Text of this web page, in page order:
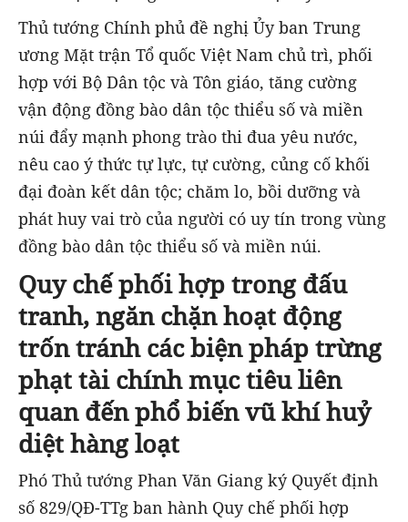
Thủ tướng Chính phủ đề nghị Ủy ban Trung
ương Mặt trận Tổ quốc Việt Nam chủ trì, phối
hợp với Bộ Dân tộc và Tôn giáo, tăng cường
vận động đồng bào dân tộc thiểu số và miền
núi đẩy mạnh phong trào thi đua yêu nước,
nêu cao ý thức tự lực, tự cường, củng cố khối
đại đoàn kết dân tộc; chăm lo, bồi dưỡng và
phát huy vai trò của người có uy tín trong vùng
đồng bào dân tộc thiểu số và miền núi.
Quy chế phối hợp trong đấu
tranh, ngăn chặn hoạt động
trốn tránh các biện pháp trừng
phạt tài chính mục tiêu liên
quan đến phổ biến vũ khí huỷ
diệt hàng loạt
Phó Thủ tướng Phan Văn Giang ký Quyết định
số 829/QĐ-TTg ban hành Quy chế phối hợp